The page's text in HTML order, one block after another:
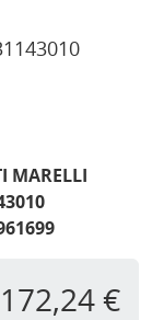
MARELLI
172,24 €